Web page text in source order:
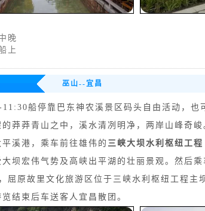
晚
上
巫山--宜昌
11:30船停靠巴东神农溪景区码头自由活动，也
莽莽青山之中，溪水清冽明净，两岸山峰奇
平溪港，乘车前往雄伟的 三峡大坝水利枢纽工
坝宏伟气势及高峡出平湖的壮丽景观。然后乘
，屈原故里文化旅游区位于三峡水利枢纽工程
结束后车送客人宜昌散团。